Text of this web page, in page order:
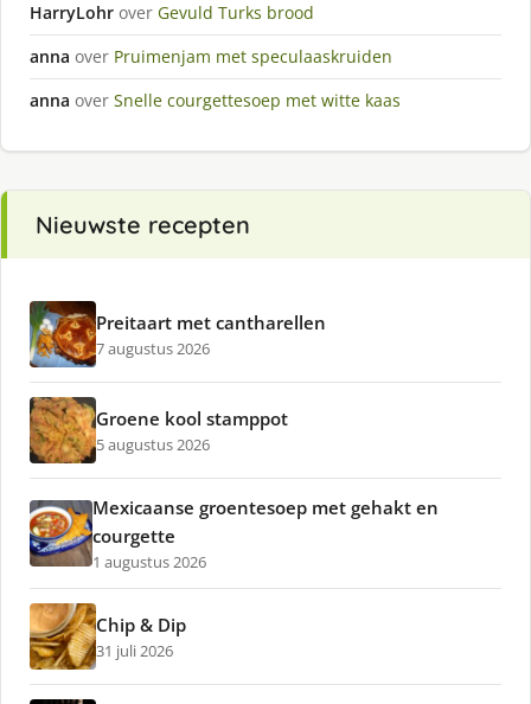
HarryLohr over Gevuld Turks brood
anna over Pruimenjam met speculaaskruiden
anna over Snelle courgettesoep met witte kaas
Nieuwste recepten
Preitaart met cantharellen
7 augustus 2026
Groene kool stamppot
5 augustus 2026
Mexicaanse groentesoep met gehakt en
courgette
1 augustus 2026
Chip & Dip
31 juli 2026